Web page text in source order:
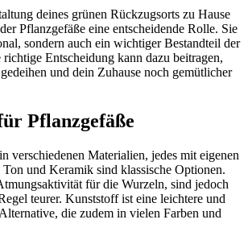
deines grünen Rückzugsorts zu Hause
Pflanzgefäße eine entscheidende Rolle. Sie
sondern auch ein wichtiger Bestandteil der
Entscheidung kann dazu beitragen,
und dein Zuhause noch gemütlicher
Pflanzgefäße
verschiedenen Materialien, jedes mit eigenen
und Keramik sind klassische Optionen.
für die Wurzeln, sind jedoch
teurer. Kunststoff ist eine leichtere und
die zudem in vielen Farben und